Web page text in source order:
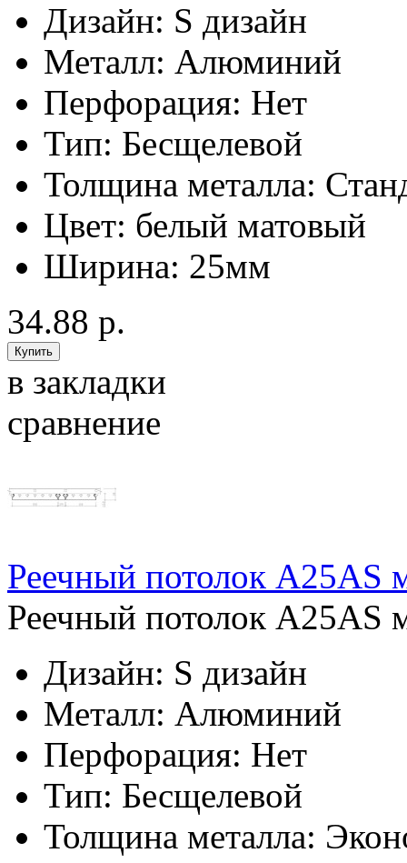
Дизайн: S дизайн
Металл: Алюминий
Перфорация: Нет
Тип: Бесщелевой
Толщина металла:
Цвет: белый матовый
Ширина: 25мм
34.88 р.
в закладки
сравнение
Реечный потолок
Реечный потолок
Дизайн: S дизайн
Металл: Алюминий
Перфорация: Нет
Тип: Бесщелевой
Толщина металла: